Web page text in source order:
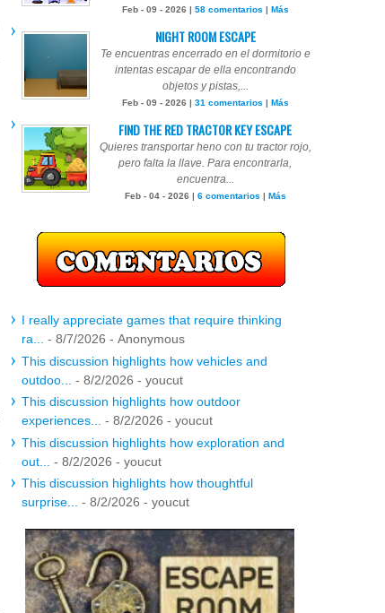
Feb - 09 - 2026 | 58 comentarios | Más
NIGHT ROOM ESCAPE
Te encuentras encerrado en el dormitorio e
intentas escapar de ella encontrando
objetos y pistas,...
Feb - 09 - 2026 | 31 comentarios | Más
FIND THE RED TRACTOR KEY ESCAPE
Quieres transportar heno con tu tractor rojo,
pero falta la llave. Para encontrarla,
encuentra...
Feb - 04 - 2026 | 6 comentarios | Más
I really appreciate games that require thinking
ra...
- 8/7/2026 - Anonymous
This discussion highlights how vehicles and
outdoo...
- 8/2/2026 - youcut
This discussion highlights how outdoor
experiences...
- 8/2/2026 - youcut
This discussion highlights how exploration and
out...
- 8/2/2026 - youcut
This discussion highlights how thoughtful
surprise...
- 8/2/2026 - youcut